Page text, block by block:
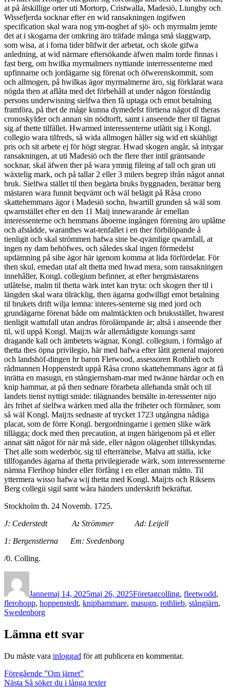
at på åtskillige orter uti Mortorp, Cristwalla, Madesiö, Liungby och
Wissefjerda socknar efter en wid ransakningen ingifwen
specification skal wara nog ym-noghet af sjö- och myrmalm jemte
det at i skogarna der omkring äro träfade många små slaggwarp,
som wisa, at i forna tider blifwit der arbetat, och skole gifwa
anledning, at wid närmare eftersökande äfwen malm torde finnas i
fast berg, om hwilka myrmalmers nyttiande interressenterne med
upfinnarne och jordägarne sig förenat och öfwerenskommit, som
och allmogen, på hwilkas ägor myrmalmerne äro, sig förklarat wara
nögda then at aflåta med det för­behåll at under någon förståndig
persons underwisning sielfwa then få uptaga och emot betalning
framföra, på thet de måge kunna dymedelst förtiena något dl theras
cronoskylder och annan sin nödtorft, samt i anseende ther til fägnat
sig af thette tilfället. Hwarmed interessenterne utlåtit sig i Kongl.
collegio wara tilfreds, så wida allmogen håller sig wid ett skiähligt
pris och sit arbete ej för högt stegrar. Hwad skogen angår, så intygar
ransakningen, at uti Madesiö och the flere ther intil gräntsande
socknar, skal äfwen ther på wara ymnig fileing af tall och gran uti
wäxtelig mark, och på tallar 2 eller 3 milers begrep ifrån något annat
bruk. Sielfwa stället til then begärta bruks byggnaden, berättar berg
mästaren wara funnit beqvämt och wäl belägit på Råsa crono
skattehemmans ägor i Madesiö sochn, hwartill grunden så wäl som
qwarnstället efter en den 11 Maij innewarande år emellan
interessenterne och hemmans åboerne ingången förening äro uplåtne
och afstådde, waranthes wat-tenfallet i en ther förbilöpande å
tienligit och skal strömmen hafwa sine be-qvämlige qwarnfall, at
ingen ny dam behöfwes, och således skal ingen för­medelst
updämning på sihe ägor här igenom komma at lida förfördelar. För
then skul, emedan utaf alt thetta med hwad mera, som ransakningen
inne­håller, Kongl. collegium befinner, at efter bergmästarens
utlåtelse, malm til thetta wärk intet kan tryta: och skogen ther til i
längden skal wara tilräcklig, then ägarna godwilligt emot betalning
til brukets drift wilja lemna: interes-senterne sig med jord och
grundägarne förenat både om malmtäckten och bruksstället, hwarest
tienligit wattufall utan andras förolämpande är; altså i anseende ther
til, wil uppå Kongl. Maij:ts wår allernådigste konungs samt
dragande kall och ämbetets wägnar, Kongl. collegium, i förmågo af
thetta thes öpna privilegio, här med hafwa efter låtit general majoren
och landshöf-dingen hr baron Fletwood, assessoren Rothlieb och
rådmannen Hoppenstedt up­på Råsa crono skattehemmans ägor at få
inrätta en masugn, en stångiernsham-mar med twänne härdar och en
knip hammar, at på then sednare förarbeta allehanda småt och til
landets tienst nyttigt smide: tilägnandes bemälte in-teressenter nijo
års frihet af sielfwa wärken med alla the friheter och förmåner, som
så wäl Kongl. Maij:ts sednaste af trycket 1723 utgångna nådiga
placat, som de förre Kongl. bergordningarne i gemen slike wärk
tillägga; dock med then precaution, at ingen härigenom på et eller
annat sätt något för när må side, eller någon olägenhet tillskyndas.
Thet alle som wederbör, sig til efter­rättelse, Malva att ställa, icke
tillfogandes ägarna af thetta privilegierade wärk, som interessenterne
nämna Flerihop hinder eller förfång i en eller annan måtto. Til
yttermera wisso hafwa wij thetta med Kongl. Maij:ts och Riksens
Berg collegii sigil samt wåra händers underskrift bekräftat.
Stockholm th. 24 Novemb. 1725.
J: Cederstedt A: Strömmer Ad: Leijell
1: Bergenstierna Em: Svedenborg
/0. Colling.
Jannemaj 14, 2025maj 26, 2025Företagcolling, fleetwodd,
flerohopp, hoppenstedt, kniphammare, masugn, rothlieb, stångjärn,
Swedenborg
Lämna ett svar
Du måste vara inloggad för att publicera en kommentar.
Inläggsnavigering
Föregående Föregående
inlägg:
”Om järnet”
Nästa Nästa
Så söker du i långa texter